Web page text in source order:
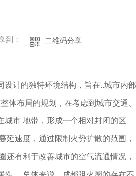
到： 二维码分享
设计的独特环境结构，旨在..城市内部
体布局的规划，在考虑到城市交通、
城市 地带，形成一个相对封闭的区
延速度，通过限制火势扩散的范围，
还有利于改善城市的空气流通情况，